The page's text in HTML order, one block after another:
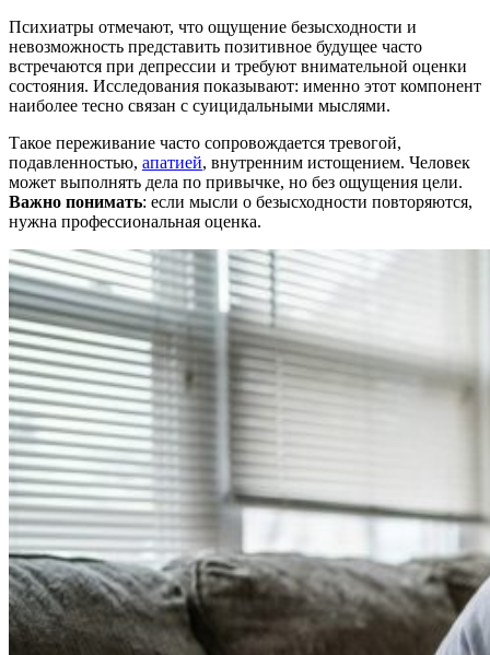
Психиатры отмечают, что ощущение безысходности и
невозможность представить позитивное будущее часто
встречаются при депрессии и требуют внимательной оценки
состояния. Исследования показывают: именно этот компонент
наиболее тесно связан с суицидальными мыслями.
Такое переживание часто сопровождается тревогой,
подавленностью, апатией, внутренним истощением. Человек
может выполнять дела по привычке, но без ощущения цели.
Важно понимать: если мысли о безысходности повторяются,
нужна профессиональная оценка.